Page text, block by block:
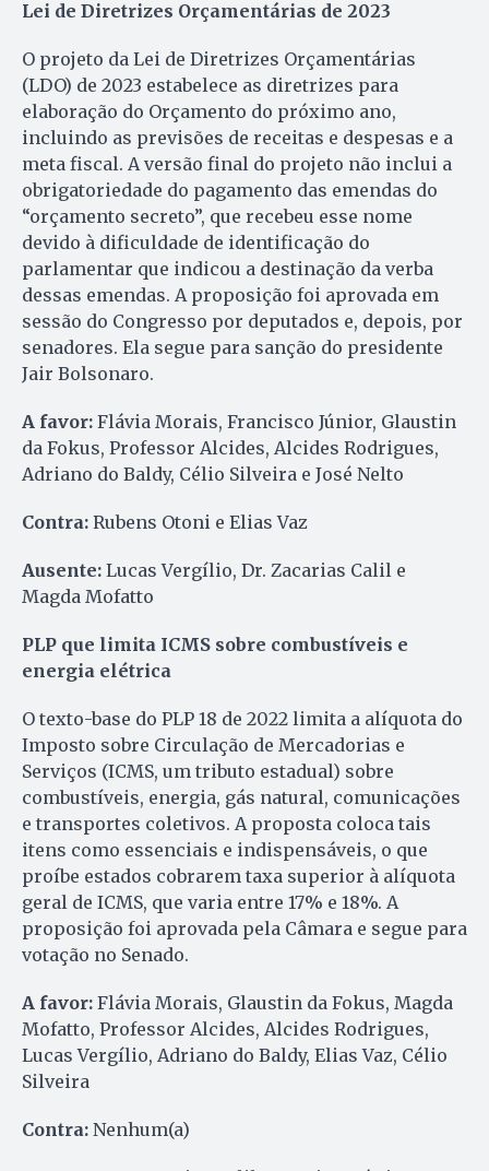
Lei de Diretrizes Orçamentárias de 2023
O projeto da Lei de Diretrizes Orçamentárias
(LDO) de 2023 estabelece as diretrizes para
elaboração do Orçamento do próximo ano,
incluindo as previsões de receitas e despesas e a
meta fiscal. A versão final do projeto não inclui a
obrigatoriedade do pagamento das emendas do
“orçamento secreto”, que recebeu esse nome
devido à dificuldade de identificação do
parlamentar que indicou a destinação da verba
dessas emendas. A proposição foi aprovada em
sessão do Congresso por deputados e, depois, por
senadores. Ela segue para sanção do presidente
Jair Bolsonaro.
A favor: Flávia Morais, Francisco Júnior, Glaustin
da Fokus, Professor Alcides, Alcides Rodrigues,
Adriano do Baldy, Célio Silveira e José Nelto
Contra: Rubens Otoni e Elias Vaz
Ausente: Lucas Vergílio, Dr. Zacarias Calil e
Magda Mofatto
PLP que limita ICMS sobre combustíveis e
energia elétrica
O texto-base do PLP 18 de 2022 limita a alíquota do
Imposto sobre Circulação de Mercadorias e
Serviços (ICMS, um tributo estadual) sobre
combustíveis, energia, gás natural, comunicações
e transportes coletivos. A proposta coloca tais
itens como essenciais e indispensáveis, o que
proíbe estados cobrarem taxa superior à alíquota
geral de ICMS, que varia entre 17% e 18%. A
proposição foi aprovada pela Câmara e segue para
votação no Senado.
A favor: Flávia Morais, Glaustin da Fokus, Magda
Mofatto, Professor Alcides, Alcides Rodrigues,
Lucas Vergílio, Adriano do Baldy, Elias Vaz, Célio
Silveira
Contra: Nenhum(a)